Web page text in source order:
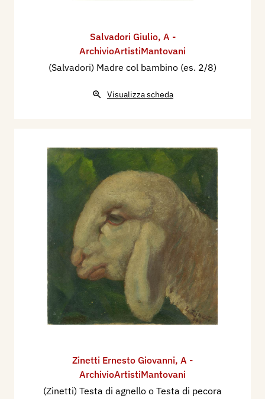
Salvadori Giulio, A -
ArchivioArtistiMantovani
(Salvadori) Madre col bambino (es. 2/8)
Visualizza scheda
Zinetti Ernesto Giovanni, A -
ArchivioArtistiMantovani
(Zinetti) Testa di agnello o Testa di pecora